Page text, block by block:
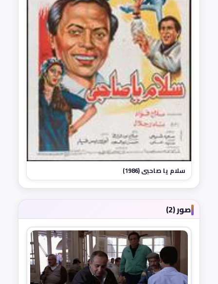
سلام يا صاحبي (1986)
صور (2)